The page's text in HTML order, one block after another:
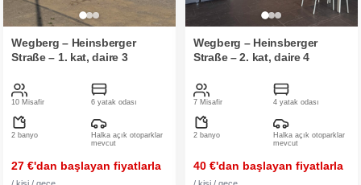
Wegberg – Heinsberger
Straße – 1. kat, daire 3
10 Misafir 6 yatak odası
2 banyo
Halka açık otoparklar
mevcut
27 €'dan başlayan fiyatlarla
Wegberg – Heinsberger
Straße – 2. kat, daire 4
7 Misafir 4 yatak odası
2 banyo
Halka açık otoparklar
mevcut
40 €'dan başlayan fiyatlarla